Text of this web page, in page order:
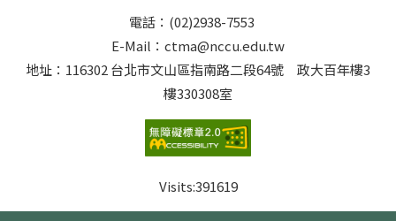
箱：ctma@nccu.edu.tw。個人學號請見步驟一之新生基
請表與辦法(將於113年7-8月公告)
電話：(02)2938-7553
E-Mail：ctma@nccu.edu.tw
地址：116302 台北市文山區指南路二段64號 政大百年樓3
樓330308室
Visits:391619